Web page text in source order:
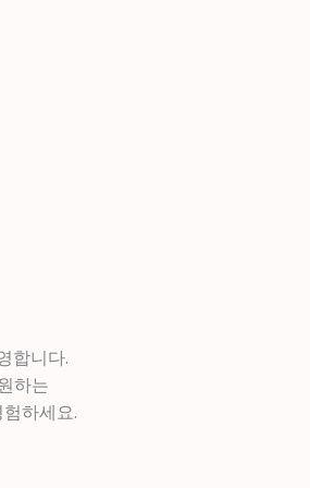
합니다.
하는
하세요.